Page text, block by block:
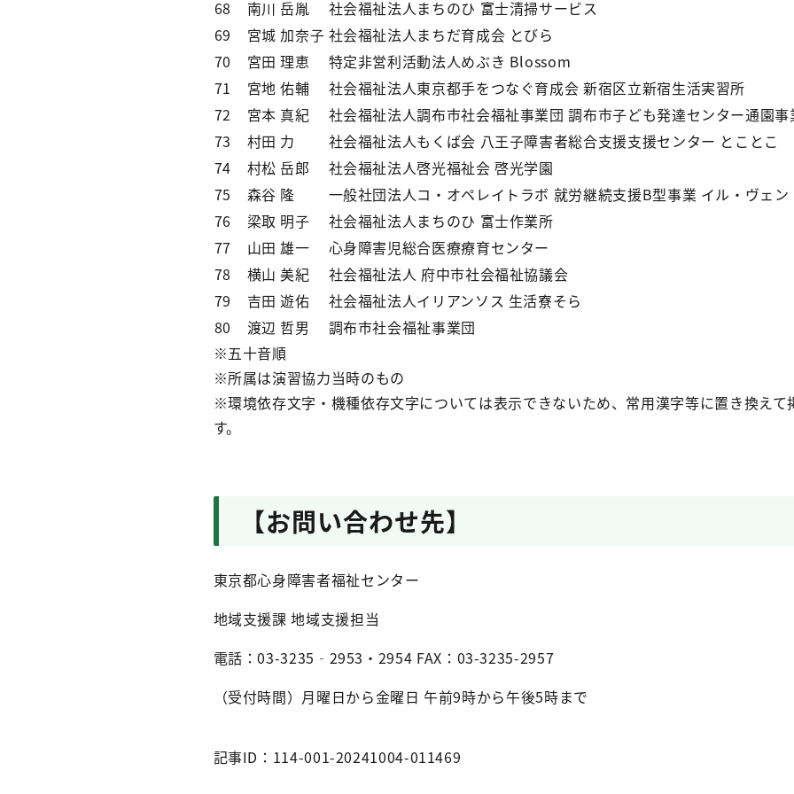
68 南川 岳胤
社会福祉法人まちのひ 富士清掃サービス
69
宮城 加奈子 社会福祉法人まちだ育成会 とびら
70
宮田 理恵
特定非営利活動法人めぶき Blossom
71
宮地 佑輔
社会福祉法人東京都手をつなぐ育成会 新宿区立新宿生活実習所
72
宮本 真紀
社会福祉法人調布市社会福祉事業団 調布市子ども発達センター通園事
73
村田 力
社会福祉法人もくば会 八王子障害者総合支援支援センター とことこ
74
村松 岳郎
社会福祉法人啓光福祉会 啓光学園
75
森谷 隆
一般社団法人コ・オペレイトラボ 就労継続支援B型事業 イル・ヴェン
76
梁取 明子
社会福祉法人まちのひ 富士作業所
77
山田 雄一
心身障害児総合医療療育センター
78
横山 美紀
社会福祉法人 府中市社会福祉協議会
79
吉田 遊佑
社会福祉法人イリアンソス 生活寮そら
80
渡辺 哲男
調布市社会福祉事業団
※五十音順
※所属は演習協力当時のもの
※環境依存文字・機種依存文字については表示できないため、常用漢字等に置き換えて
す。
【お問い合わせ先】
東京都心身障害者福祉センター
地域支援課 地域支援担当
電話：03-3235‐2953・2954 FAX：03-3235-2957
（受付時間）月曜日から金曜日 午前9時から午後5時まで
記事ID：114-001-20241004-011469